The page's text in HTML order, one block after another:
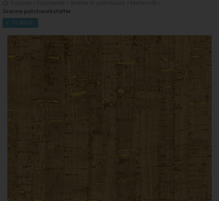
Grønne patchworkstoffer
TILBAGE